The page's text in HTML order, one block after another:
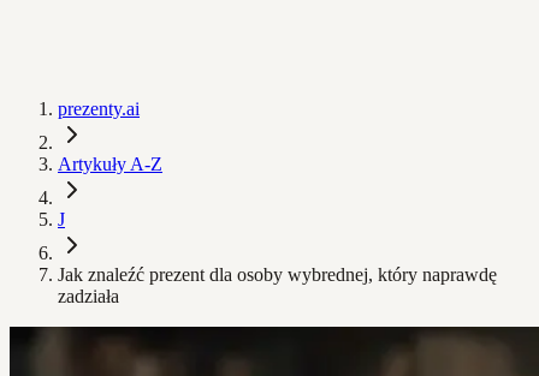
prezenty.ai
Artykuły A-Z
J
Jak znaleźć prezent dla osoby wybrednej, który naprawdę
zadziała